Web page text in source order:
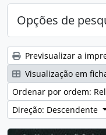
Opções de
Previsualizar a
Visualização em
Ordenar por ordem:
Direção: Descendente